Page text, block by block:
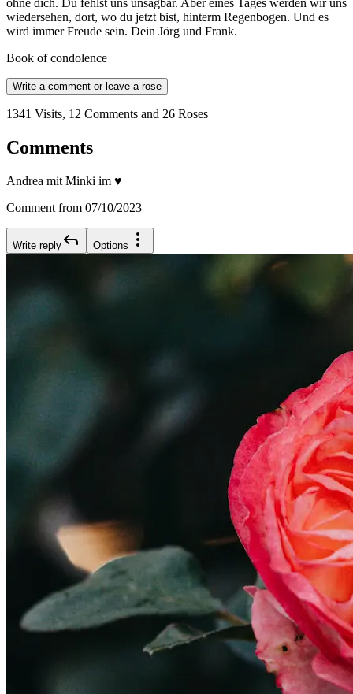
ohne dich. Du fehlst uns unsagbar. Aber eines Tages werden wir uns
wiedersehen, dort, wo du jetzt bist, hinterm Regenbogen. Und es
wird immer Freude sein. Dein Jörg und Frank.
Book of condolence
Write a comment or leave a rose
1341 Visits, 12 Comments and 26 Roses
Comments
Andrea mit Minki im ♥️
Comment from 07/10/2023
Write reply Options